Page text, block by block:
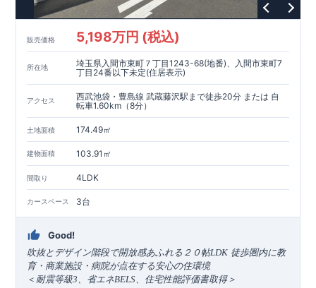
◇不要な中間マージンを抑えることで、コストダウンに努めて
耐震等級
取得
もっと詳しく
◇国が定めた耐震等級で最高の3を取得建築基準法で定められ
た、｢数百年に一度発生する地震に対して、倒壊、崩壊しな
い。｣という基準から、さらに 1.5 倍の耐震力を達成していま
安心の長期優良住宅！
もっと詳しく
◇東栄住宅は、全7つの技術基準のうち、
◇長期優良住宅とは、｢良い家を作って、きちんと手入れをし
て、長く大切に使う｣ことを目的とした認定制度。住宅ローン減
市場でも、長期優良住宅が有利に働きます。
住宅性能評価ダブル取得！
◇設計住宅性能評価
評価しております。
◇建設住宅性能評価
か、建設までに計4回チェックが行われます。図面や書類上だ
けでなく、「現場の施工状況」を検査した上で、品質を保証し
ております
アフターサポート
◇最大60年間の品質保証、お引渡し後最大10回の無料定期点検
を実施
◇お引渡しからが本当のお付き合いだと考え、アフターサービ
販売価格 5,198万円 (税込)
所在地
埼玉県入間市東町７丁目1243-68(地番)、入間市東町7
丁目24番以下未定(住居表示)
アクセス
西武池袋・豊島線 武蔵藤沢駅まで徒歩20分 または 自
転車1.60km（8分）
土地面積 174.49㎡
建物面積 103.91㎡
間取り 4LDK
カースペース 3台
Good!
吹抜とデザイン階段で開放感あふれる２０帖LDK 徒歩圏内に教
育・商業施設・病院が点在する安心の住環境
＜ 耐震等級3 、省エネBELS 、住宅性能評価書取得＞